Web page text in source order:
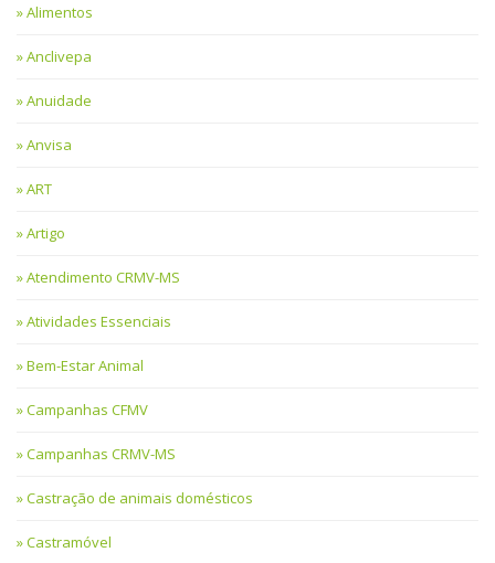
Alimentos
Anclivepa
Anuidade
Anvisa
ART
Artigo
Atendimento CRMV-MS
Atividades Essenciais
Bem-Estar Animal
Campanhas CFMV
Campanhas CRMV-MS
Castração de animais domésticos
Castramóvel